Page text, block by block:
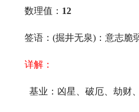
数理值： 12
签语：(掘井无泉)：意志脆
详解：
基业：凶星、破厄、劫财、